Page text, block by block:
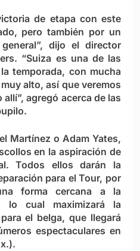
de etapa con este
pero también por un
dijo el director
“Suiza es una de las
temporada, con mucha
alto, así que veremos
agregó acerca de las
Martínez o Adam Yates,
en la aspiración de
Todos ellos darán la
para el Tour, por
forma cercana a la
lo cual maximizará la
el belga, que llegará
espectaculares en